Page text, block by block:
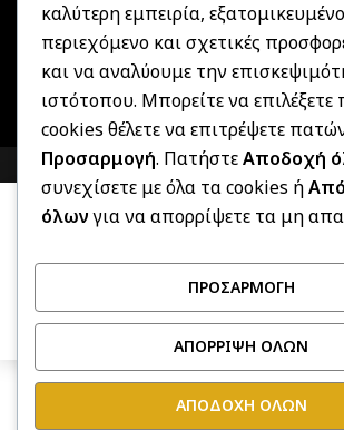
Created byInformatique.gr2025 ©
rights reserved
καλύτερη εμπειρία, εξατομικευμένο
περιεχόμενο και σχετικές
και να αναλύουμε την
ιστότοπου. Μπορείτε να επιλέξετε
cookies θέλετε να επιτρέψετε
Προσαρμογή. ΠατήστεΑποδοχή
συνεχίσετε με όλα τα cookies ή
όλωνγια να απορρίψετε τα μη
ΠΡΟΣΑΡΜΟΓΉ
ΑΠΌΡΡΙΨΗ ΌΛΩΝ
ΑΠΟΔΟΧΉ ΌΛΩΝ
COMPARE (0)
COMPARE
REMOVE ALL PRODUCTS